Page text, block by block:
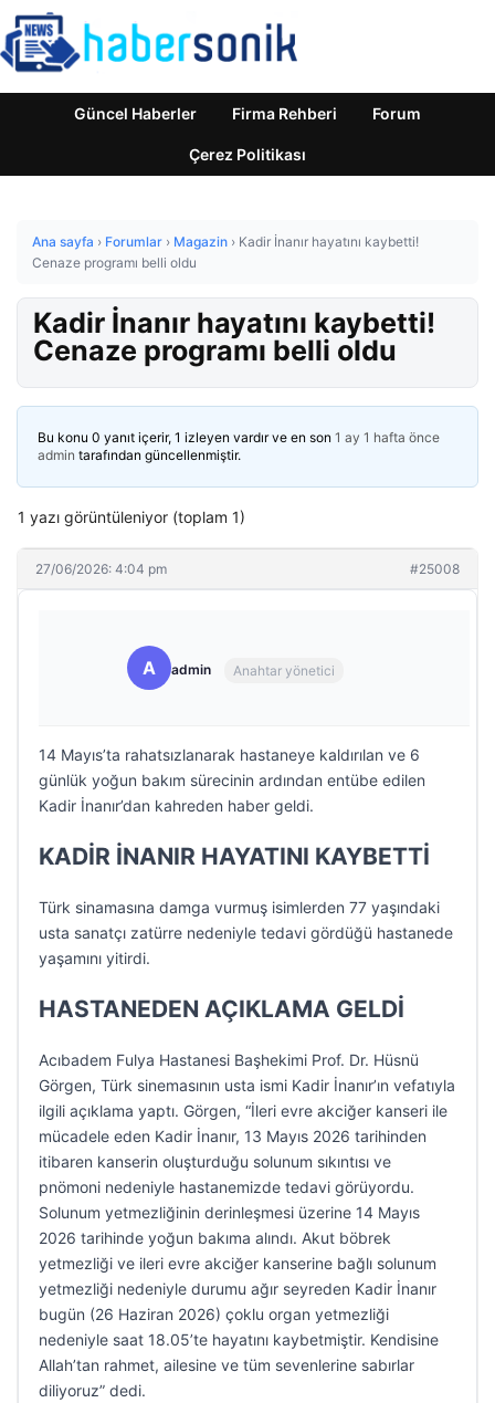
Güncel Haberler Firma Rehberi Forum
Çerez Politikası
Ana sayfa › Forumlar › Magazin › Kadir İnanır hayatını kaybetti!
Cenaze programı belli oldu
Kadir İnanır hayatını kaybetti!
Cenaze programı belli oldu
Bu konu 0 yanıt içerir, 1 izleyen vardır ve en son 1 ay 1 hafta önce
admin tarafından güncellenmiştir.
1 yazı görüntüleniyor (toplam 1)
27/06/2026: 4:04 pm #25008
A admin Anahtar yönetici
14 Mayıs’ta rahatsızlanarak hastaneye kaldırılan ve 6
günlük yoğun bakım sürecinin ardından entübe edilen
Kadir İnanır’dan kahreden haber geldi.
KADİR İNANIR HAYATINI KAYBETTİ
Türk sinamasına damga vurmuş isimlerden 77 yaşındaki
usta sanatçı zatürre nedeniyle tedavi gördüğü hastanede
yaşamını yitirdi.
HASTANEDEN AÇIKLAMA GELDİ
Acıbadem Fulya Hastanesi Başhekimi Prof. Dr. Hüsnü
Görgen, Türk sinemasının usta ismi Kadir İnanır’ın vefatıyla
ilgili açıklama yaptı. Görgen, “İleri evre akciğer kanseri ile
mücadele eden Kadir İnanır, 13 Mayıs 2026 tarihinden
itibaren kanserin oluşturduğu solunum sıkıntısı ve
pnömoni nedeniyle hastanemizde tedavi görüyordu.
Solunum yetmezliğinin derinleşmesi üzerine 14 Mayıs
2026 tarihinde yoğun bakıma alındı. Akut böbrek
yetmezliği ve ileri evre akciğer kanserine bağlı solunum
yetmezliği nedeniyle durumu ağır seyreden Kadir İnanır
bugün (26 Haziran 2026) çoklu organ yetmezliği
nedeniyle saat 18.05’te hayatını kaybetmiştir. Kendisine
Allah’tan rahmet, ailesine ve tüm sevenlerine sabırlar
diliyoruz” dedi.